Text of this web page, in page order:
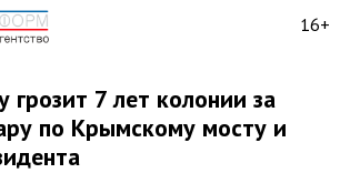
16+
грозит 7 лет колонии за
по Крымскому мосту и